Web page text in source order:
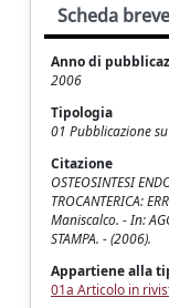
Scheda breve
Anno di
2006
Tipologia
01 Pubblicazione
Citazione
OSTEOSINTESI
TROCANTERICA:
Maniscalco. - In:
STAMPA. - (2006).
Appartiene alla
01a Articolo in